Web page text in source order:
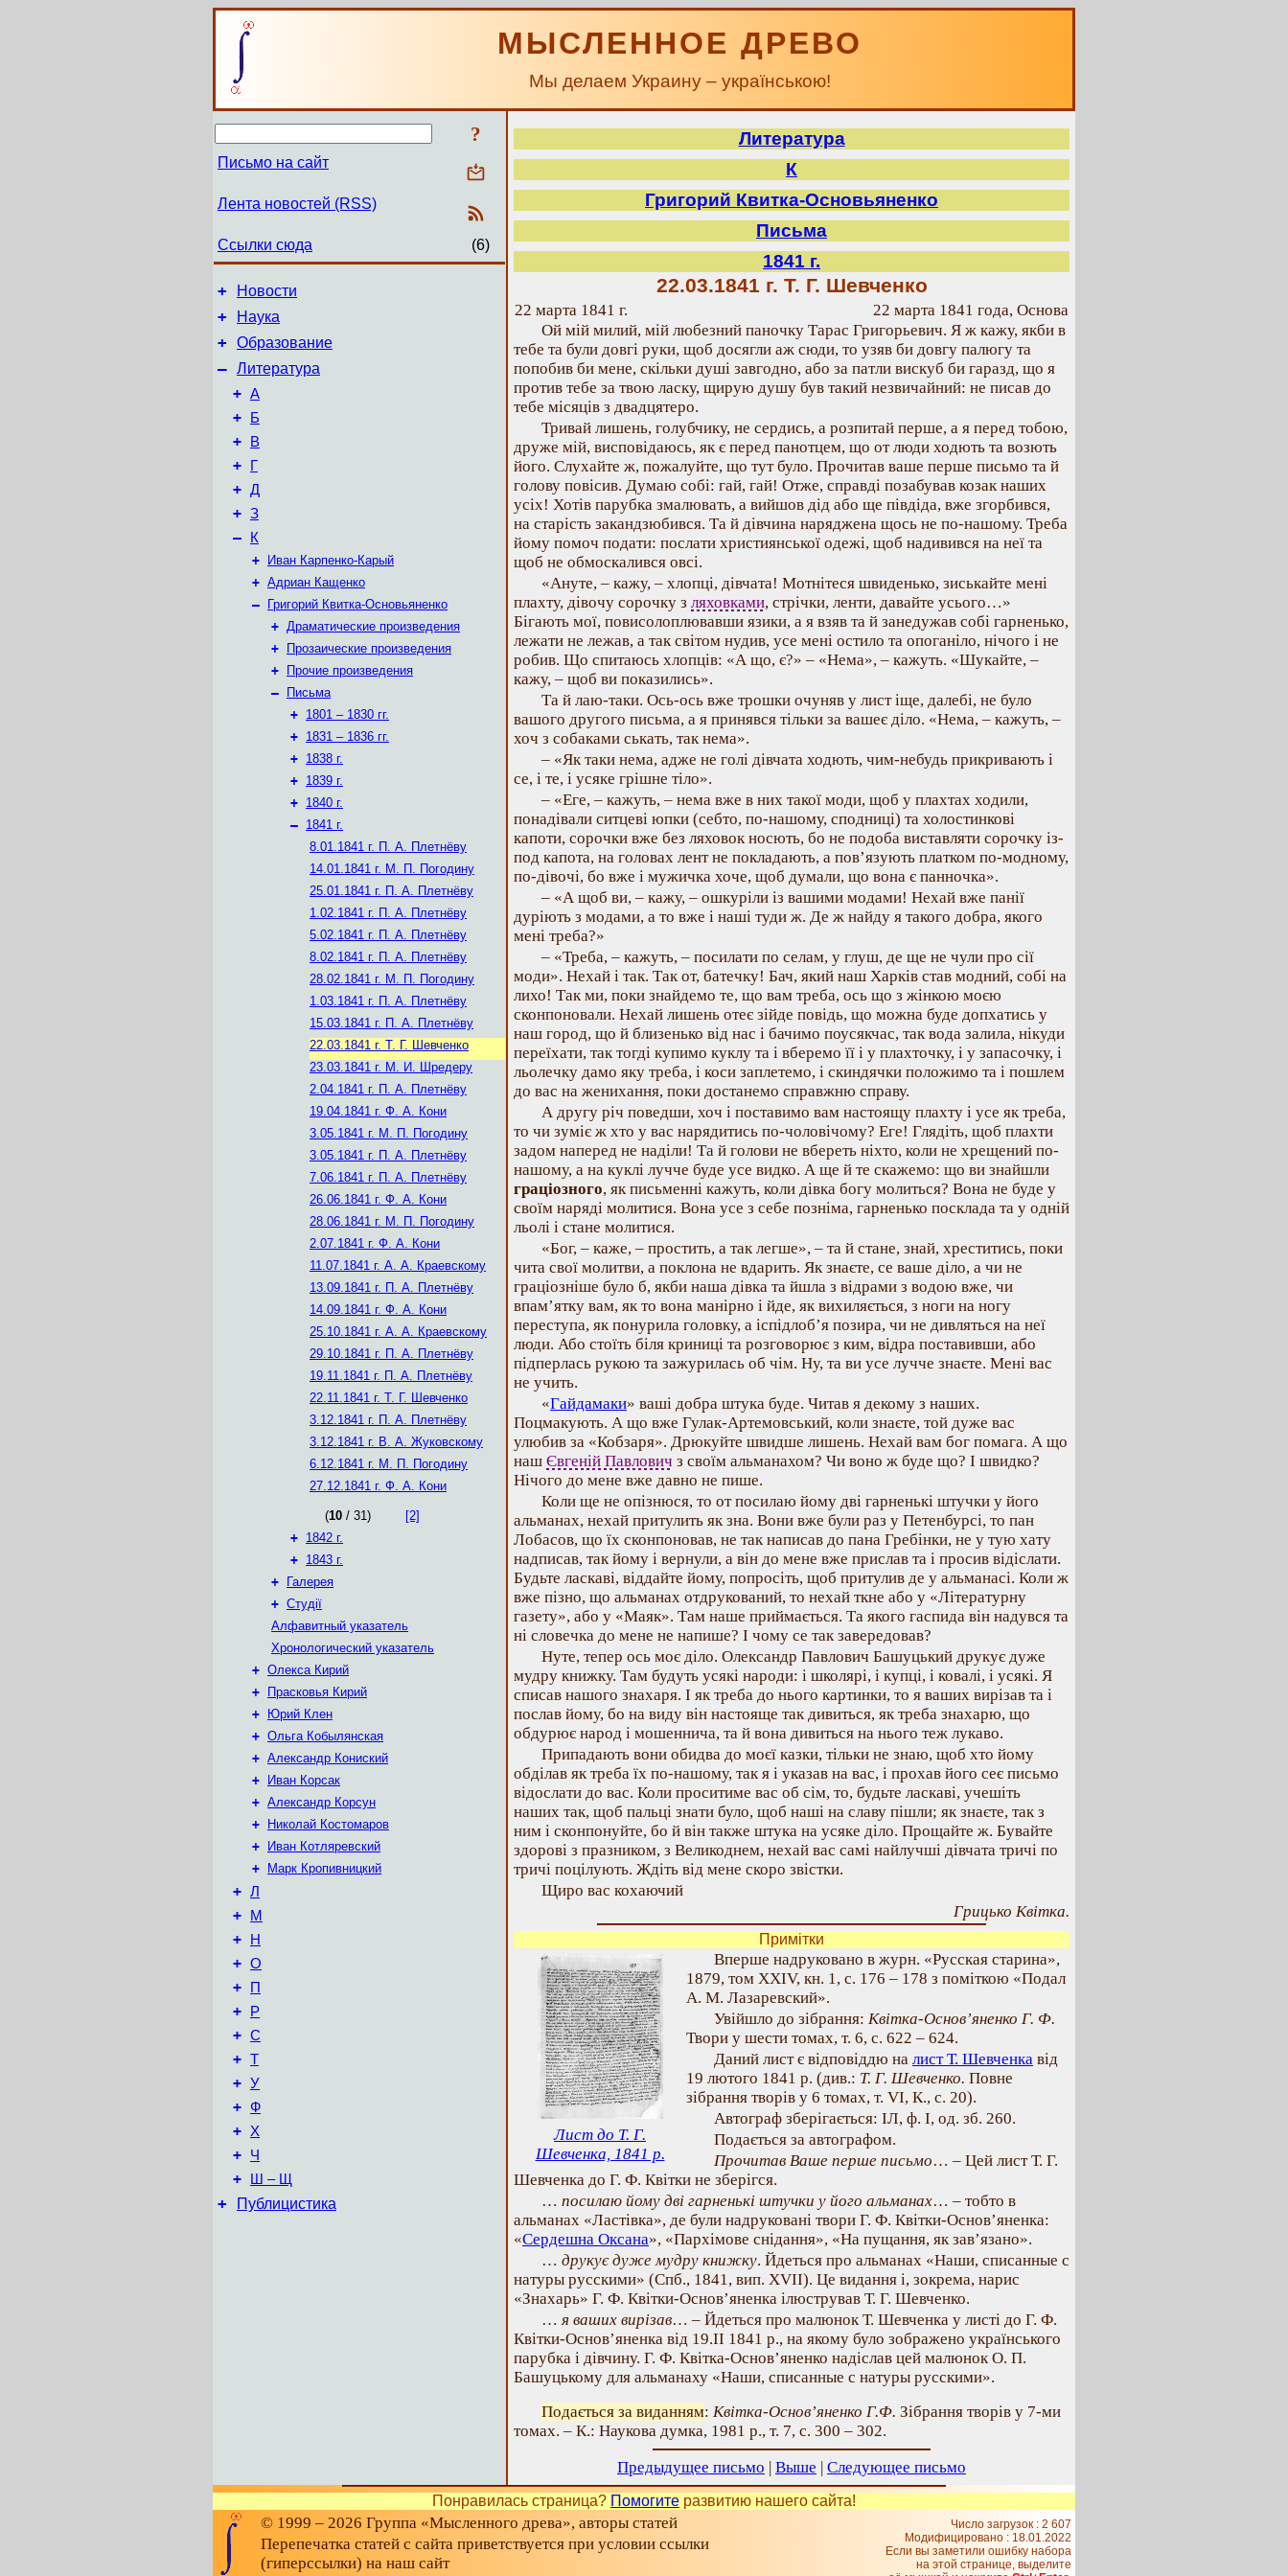
МЫСЛЕННОЕ ДРЕВО
Мы делаем Украину – українською!
?
Письмо на сайт
Лента новостей (RSS)
Ссылки сюда (6)
+ Новости
+ Наука
+ Образование
– Литература
+ А
+ Б
+ В
+ Г
+ Д
+ З
– К
+
Иван Карпенко-Карый
+ Адриан Кащенко
–
Григорий Квитка-Основьяненко
+ Драматические произведения
+
Прозаические произведения
+
Прочие произведения
–
Письма
+ 1801 – 1830 гг.
+ 1831 – 1836 гг.
+ 1838 г.
+ 1839 г.
+ 1840 г.
– 1841 г.
8.01.1841 г. П. А. Плетнёву
14.01.1841 г. М. П. Погодину
25.01.1841 г. П. А. Плетнёву
1.02.1841 г. П. А. Плетнёву
5.02.1841 г. П. А. Плетнёву
8.02.1841 г. П. А. Плетнёву
28.02.1841 г. М. П. Погодину
1.03.1841 г. П. А. Плетнёву
15.03.1841 г. П. А. Плетнёву
22.03.1841 г. Т. Г. Шевченко
23.03.1841 г. М. И. Шредеру
2.04.1841 г. П. А. Плетнёву
19.04.1841 г. Ф. А. Кони
3.05.1841 г. М. П. Погодину
3.05.1841 г. П. А. Плетнёву
7.06.1841 г. П. А. Плетнёву
26.06.1841 г. Ф. А. Кони
28.06.1841 г. М. П. Погодину
2.07.1841 г. Ф. А. Кони
11.07.1841 г. А. А. Краевскому
13.09.1841 г. П. А. Плетнёву
14.09.1841 г. Ф. А. Кони
25.10.1841 г. А. А. Краевскому
29.10.1841 г. П. А. Плетнёву
19.11.1841 г. П. А. Плетнёву
22.11.1841 г. Т. Г. Шевченко
3.12.1841 г. П. А. Плетнёву
3.12.1841 г. В. А. Жуковскому
6.12.1841 г. М. П. Погодину
27.12.1841 г. Ф. А. Кони
(10 / 31)
[2]
+ 1842 г.
+ 1843 г.
+
Галерея
+ Студії
Алфавитный указатель
Хронологический указатель
+ Олекса Кирий
+
Прасковья Кирий
+
Юрий Клен
+ Ольга Кобылянская
+ Александр Кониский
+
Иван Корсак
+ Александр Корсун
+
Николай Костомаров
+
Иван Котляревский
+
Марк Кропивницкий
+ Л
+ М
+ Н
+ О
+ П
+ Р
+ С
+ Т
+ У
+ Ф
+ Х
+ Ч
+ Ш – Щ
+ Публицистика
Литература
К
Григорий Квитка-Основьяненко
Письма
1841 г.
22.03.1841 г. Т. Г. Шевченко
22 марта 1841 г.
22 марта 1841 года, Основа
Ой мій милий, мій любезний паночку Тарас Григорьевич. Я ж кажу, якби в
тебе та були довгі руки, щоб досягли аж сюди, то узяв би довгу палюгу та
попобив би мене, скільки душі завгодно, або за патли вискуб би гаразд, що я
против тебе за твою ласку, щирую душу був такий незвичайний: не писав до
тебе місяців з двадцятеро.
Тривай лишень, голубчику, не сердись, а розпитай перше, а я перед тобою,
друже мій, висповідаюсь, як є перед панотцем, що от люди ходють та возють
його. Слухайте ж, пожалуйте, що тут було. Прочитав ваше перше письмо та й
голову повісив. Думаю собі: гай, гай! Отже, справді позабував козак наших
усіх! Хотів парубка змалювать, а вийшов дід або ще півдіда, вже згорбився,
на старість закандзюбився. Та й дівчина наряджена щось не по-нашому. Треба
йому помоч подати: послати християнської одежі, щоб надивився на неї та
щоб не обмоскалився овсі.
«Ануте, – кажу, – хлопці, дівчата! Мотнітеся швиденько, зиськайте мені
плахту, дівочу сорочку з ляховками, стрічки, ленти, давайте усього…»
Бігають мої, повисолоплювавши язики, а я взяв та й занедужав собі гарненько,
лежати не лежав, а так світом нудив, усе мені остило та опоганіло, нічого і не
робив. Що спитаюсь хлопців: «А що, є?» – «Нема», – кажуть. «Шукайте, –
кажу, – щоб ви показились».
Та й лаю-таки. Ось-ось вже трошки очуняв у лист іще, далебі, не було
вашого другого письма, а я принявся тільки за вашеє діло. «Нема, – кажуть, –
хоч з собаками ськать, так нема».
– «Як таки нема, адже не голі дівчата ходють, чим-небудь прикривають і
се, і те, і усяке грішне тіло».
– «Еге, – кажуть, – нема вже в них такої моди, щоб у плахтах ходили,
понадівали ситцеві юпки (себто, по-нашому, сподниці) та холостинкові
капоти, сорочки вже без ляховок носють, бо не подоба виставляти сорочку із-
под капота, на головах лент не покладають, а пов’язують платком по-модному,
по-дівочі, бо вже і мужичка хоче, щоб думали, що вона є панночка».
– «А щоб ви, – кажу, – ошкуріли із вашими модами! Нехай вже панії
дуріють з модами, а то вже і наші туди ж. Де ж найду я такого добра, якого
мені треба?»
– «Треба, – кажуть, – посилати по селам, у глуш, де ще не чули про сії
моди». Нехай і так. Так от, батечку! Бач, який наш Харків став модний, собі на
лихо! Так ми, поки знайдемо те, що вам треба, ось що з жінкою моєю
сконпоновали. Нехай лишень отеє зійде повідь, що можна буде допхатись у
наш город, що й близенько від нас і бачимо поусякчас, так вода залила, нікуди
переїхати, так тогді купимо куклу та і вберемо її і у плахточку, і у запасочку, і
льолечку дамо яку треба, і коси заплетемо, і скиндячки положимо та і пошлем
до вас на женихання, поки достанемо справжню справу.
А другу річ поведши, хоч і поставимо вам настоящу плахту і усе як треба,
то чи зуміє ж хто у вас нарядитись по-чоловічому? Еге! Глядіть, щоб плахти
задом наперед не наділи! Та й голови не вбереть ніхто, коли не хрещений по-
нашому, а на куклі лучче буде усе видко. А ще й те скажемо: що ви знайшли
граціозного, як письменні кажуть, коли дівка богу молиться? Вона не буде у
своїм наряді молитися. Вона усе з себе позніма, гарненько посклада та у одній
льолі і стане молитися.
«Бог, – каже, – простить, а так легше», – та й стане, знай, хреститись, поки
чита свої молитви, а поклона не вдарить. Як знаєте, се ваше діло, а чи не
граціозніше було б, якби наша дівка та йшла з відрами з водою вже, чи
впам’ятку вам, як то вона манірно і йде, як вихиляється, з ноги на ногу
переступа, як понурила головку, а іспідлоб’я позира, чи не дивляться на неї
люди. Або стоїть біля криниці та розговорює з ким, відра поставивши, або
підперлась рукою та зажурилась об чім. Ну, та ви усе лучче знаєте. Мені вас
не учить.
«Гайдамаки» ваші добра штука буде. Читав я декому з наших.
Поцмакують. А що вже Гулак-Артемовський, коли знаєте, той дуже вас
улюбив за «Кобзаря». Дрюкуйте швидше лишень. Нехай вам бог помага. А що
наш Євгеній Павлович з своїм альманахом? Чи воно ж буде що? І швидко?
Нічого до мене вже давно не пише.
Коли ще не опізнюся, то от посилаю йому дві гарненькі штучки у його
альманах, нехай притулить як зна. Вони вже були раз у Петенбурсі, то пан
Лобасов, що їх сконпоновав, не так написав до пана Гребінки, не у тую хату
надписав, так йому і вернули, а він до мене вже прислав та і просив відіслати.
Будьте ласкаві, віддайте йому, попросіть, щоб притулив де у альманасі. Коли ж
вже пізно, що альманах отдрукований, то нехай ткне або у «Літературну
газету», або у «Маяк». Там наше приймається. Та якого гаспида він надувся та
ні словечка до мене не напише? І чому се так завередовав?
Нуте, тепер ось моє діло. Олександр Павлович Башуцький друкує дуже
мудру книжку. Там будуть усякі народи: і школярі, і купці, і ковалі, і усякі. Я
списав нашого знахаря. І як треба до нього картинки, то я ваших вирізав та і
послав йому, бо на виду він настояще так дивиться, як треба знахарю, що
обдурює народ і мошеннича, та й вона дивиться на нього теж лукаво.
Припадають вони обидва до моєї казки, тільки не знаю, щоб хто йому
обділав як треба їх по-нашому, так я і указав на вас, і прохав його сеє письмо
відослати до вас. Коли проситиме вас об сім, то, будьте ласкаві, учешіть
наших так, щоб пальці знати було, щоб наші на славу пішли; як знаєте, так з
ним і сконпонуйте, бо й він также штука на усяке діло. Прощайте ж. Бувайте
здорові з празником, з Великоднем, нехай вас самі найлучші дівчата тричі по
тричі поцілують. Ждіть від мене скоро звістки.
Щиро вас кохаючий
Грицько Квітка.
Примітки
Лист до Т. Г.
Шевченка, 1841 р.
Вперше надруковано в журн. «Русская старина»,
1879, том XXIV, кн. 1, с. 176 – 178 з поміткою «Подал
А. М. Лазаревский».
Увійшло до зібрання: Квітка-Основ’яненко Г. Ф.
Твори у шести томах, т. 6, с. 622 – 624.
Даний лист є відповіддю на лист Т. Шевченка від
19 лютого 1841 р. (див.: Т. Г. Шевченко. Повне
зібрання творів у 6 томах, т. VI, К., с. 20).
Автограф зберігається: ІЛ, ф. І, од. зб. 260.
Подається за автографом.
Прочитав Ваше перше письмо… – Цей лист Т. Г.
Шевченка до Г. Ф. Квітки не зберігся.
… посилаю йому дві гарненькі штучки у його альманах… – тобто в
альманах «Ластівка», де були надруковані твори Г. Ф. Квітки-Основ’яненка:
«Сердешна Оксана», «Пархімове снідання», «На пущання, як зав’язано».
… друкує дуже мудру книжку. Йдеться про альманах «Наши, списанные с
натуры русскими» (Спб., 1841, вип. XVII). Це видання і, зокрема, нарис
«Знахарь» Г. Ф. Квітки-Основ’яненка ілюстрував Т. Г. Шевченко.
… я ваших вирізав… – Йдеться про малюнок Т. Шевченка у листі до Г. Ф.
Квітки-Основ’яненка від 19.II 1841 р., на якому було зображено українського
парубка і дівчину. Г. Ф. Квітка-Основ’яненко надіслав цей малюнок О. П.
Башуцькому для альманаху «Наши, списанные с натуры русскими».
Подається за виданням: Квітка-Основ’яненко Г.Ф. Зібрання творів у 7-ми
томах. – К.: Наукова думка, 1981 р., т. 7, с. 300 – 302.
Предыдущее письмо | Выше | Следующее письмо
Понравилась страница? Помогите развитию нашего сайта!
© 1999 – 2026 Группа «Мысленного древа», авторы статей
Перепечатка статей с сайта приветствуется при условии ссылки
(гиперссылки) на наш сайт
Число загрузок : 2 607
Модифицировано : 18.01.2022
Если вы заметили ошибку набора
на этой странице, выделите